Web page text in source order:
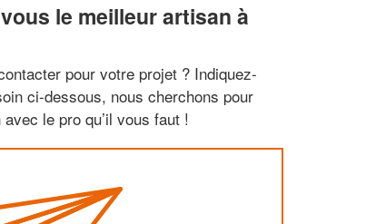
le meilleur artisan à
pour votre projet ? Indiquez-
ci-dessous, nous cherchons pour
le pro qu’il vous faut !